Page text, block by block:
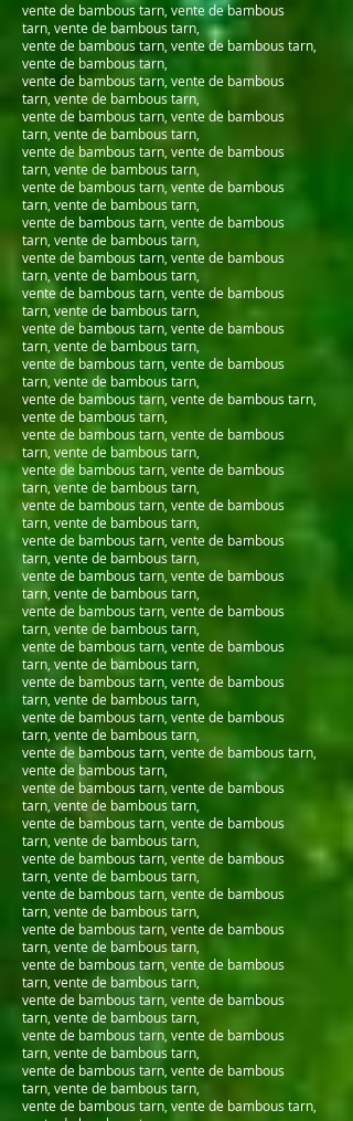
vente de bambous tarn, vente de bambous
tarn, vente de bambous tarn,
vente de bambous tarn, vente de bambous tarn,
vente de bambous tarn,
vente de bambous tarn, vente de bambous
tarn, vente de bambous tarn,
vente de bambous tarn, vente de bambous
tarn, vente de bambous tarn,
vente de bambous tarn, vente de bambous
tarn, vente de bambous tarn,
vente de bambous tarn, vente de bambous
tarn, vente de bambous tarn,
vente de bambous tarn, vente de bambous
tarn, vente de bambous tarn,
vente de bambous tarn, vente de bambous
tarn, vente de bambous tarn,
vente de bambous tarn, vente de bambous
tarn, vente de bambous tarn,
vente de bambous tarn, vente de bambous
tarn, vente de bambous tarn,
vente de bambous tarn, vente de bambous
tarn, vente de bambous tarn,
vente de bambous tarn, vente de bambous tarn,
vente de bambous tarn,
vente de bambous tarn, vente de bambous
tarn, vente de bambous tarn,
vente de bambous tarn, vente de bambous
tarn, vente de bambous tarn,
vente de bambous tarn, vente de bambous
tarn, vente de bambous tarn,
vente de bambous tarn, vente de bambous
tarn, vente de bambous tarn,
vente de bambous tarn, vente de bambous
tarn, vente de bambous tarn,
vente de bambous tarn, vente de bambous
tarn, vente de bambous tarn,
vente de bambous tarn, vente de bambous
tarn, vente de bambous tarn,
vente de bambous tarn, vente de bambous
tarn, vente de bambous tarn,
vente de bambous tarn, vente de bambous
tarn, vente de bambous tarn,
vente de bambous tarn, vente de bambous tarn,
vente de bambous tarn,
vente de bambous tarn, vente de bambous
tarn, vente de bambous tarn,
vente de bambous tarn, vente de bambous
tarn, vente de bambous tarn,
vente de bambous tarn, vente de bambous
tarn, vente de bambous tarn,
vente de bambous tarn, vente de bambous
tarn, vente de bambous tarn,
vente de bambous tarn, vente de bambous
tarn, vente de bambous tarn,
vente de bambous tarn, vente de bambous
tarn, vente de bambous tarn,
vente de bambous tarn, vente de bambous
tarn, vente de bambous tarn,
vente de bambous tarn, vente de bambous
tarn, vente de bambous tarn,
vente de bambous tarn, vente de bambous
tarn, vente de bambous tarn,
vente de bambous tarn, vente de bambous tarn,